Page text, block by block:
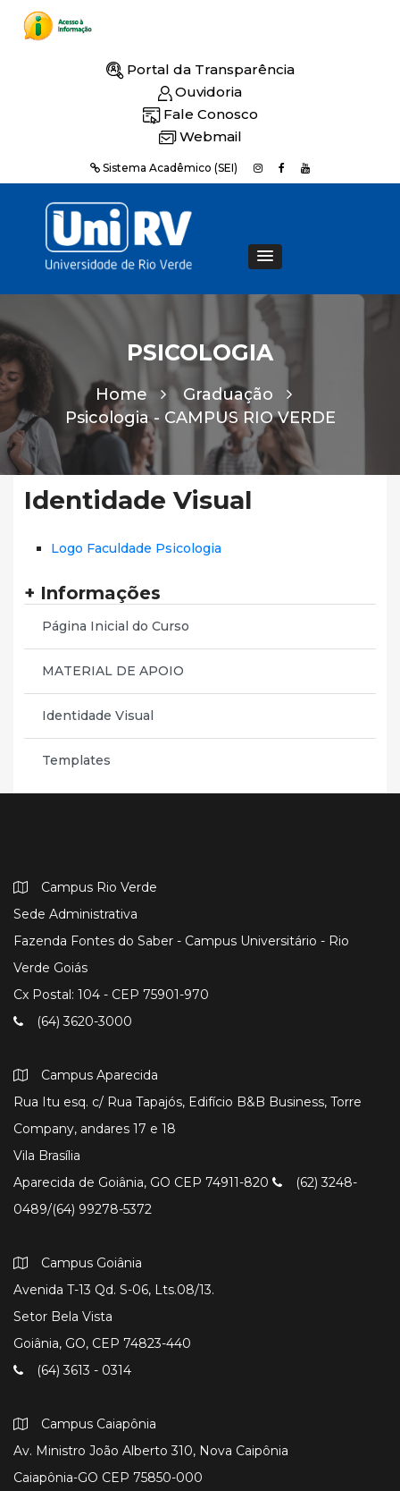
Portal da Transparência
Ouvidoria
Fale Conosco
Webmail
Sistema Acadêmico (SEI)
PSICOLOGIA
Home
Graduação
Psicologia - CAMPUS RIO VERDE
Identidade Visual
Logo Faculdade Psicologia
+ Informações
Página Inicial do Curso
MATERIAL DE APOIO
Identidade Visual
Templates
Campus Rio Verde
Sede Administrativa
Fazenda Fontes do Saber - Campus Universitário - Rio
Verde Goiás
Cx Postal: 104 - CEP 75901-970
(64) 3620-3000
Campus Aparecida
Rua Itu esq. c/ Rua Tapajós, Edifício B&B Business, Torre
Company, andares 17 e 18
Vila Brasília
Aparecida de Goiânia, GO CEP 74911-820
(62) 3248-
0489/(64) 99278-5372
Campus Goiânia
Avenida T-13 Qd. S-06, Lts.08/13.
Setor Bela Vista
Goiânia, GO, CEP 74823-440
(64) 3613 - 0314
Campus Caiapônia
Av. Ministro João Alberto 310, Nova Caipônia
Caiapônia-GO CEP 75850-000